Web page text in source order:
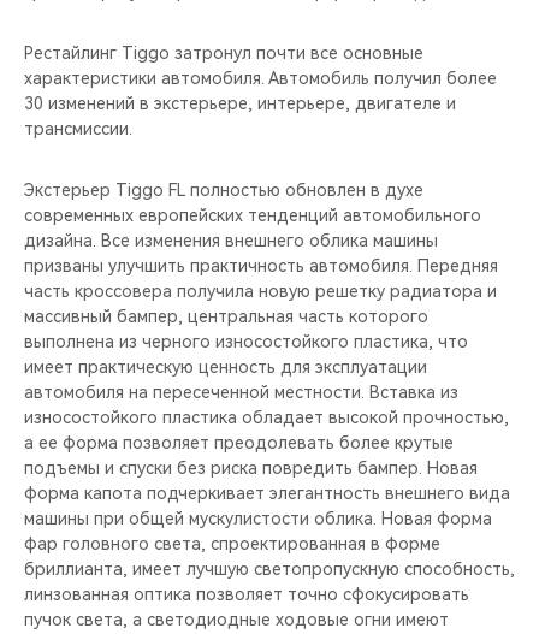
CHERY И СПОРТ
CHERY ДЛЯ ДЕТЕЙ
Рестайлинг Tiggo затронул почти все основные
характеристики автомобиля. Автомобиль получил более
30 изменений в экстерьере, интерьере, двигателе и
трансмиссии.
Экстерьер Tiggo FL полностью обновлен в духе
современных европейских тенденций автомобильного
дизайна. Все изменения внешнего облика машины
призваны улучшить практичность автомобиля. Передняя
часть кроссовера получила новую решетку радиатора и
массивный бампер, центральная часть которого
выполнена из черного износостойкого пластика, что
имеет практическую ценность для эксплуатации
автомобиля на пересеченной местности. Вставка из
износостойкого пластика обладает высокой прочностью,
а ее форма позволяет преодолевать более крутые
подъемы и спуски без риска повредить бампер. Новая
форма капота подчеркивает элегантность внешнего вида
машины при общей мускулистости облика. Новая форма
фар головного света, спроектированная в форме
бриллианта, имеет лучшую светопропускную способность,
линзованная оптика позволяет точно сфокусировать
пучок света, а светодиодные ходовые огни имеют